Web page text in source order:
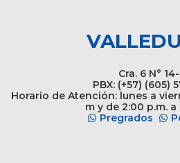
Cra. 6 N°
PBX: (+57) (605)
Horario de Atención: lunes a
m y de 2:00 p.m. a
Pregrados